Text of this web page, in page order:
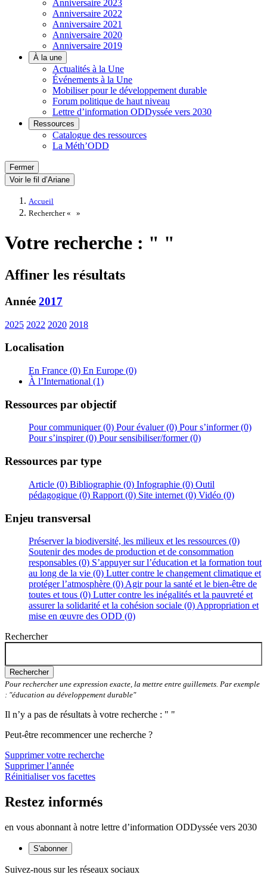
Anniversaire 2023
Anniversaire 2022
Anniversaire 2021
Anniversaire 2020
Anniversaire 2019
À la une
Actualités à la Une
Événements à la Une
Mobiliser pour le développement durable
Forum politique de haut niveau
Lettre d’information ODDyssée vers 2030
Ressources
Catalogue des ressources
La Méth’ODD
Fermer
Voir le fil d’Ariane
Accueil
Rechercher «
»
Votre recherche : " "
Affiner les résultats
Année 2017
2025 2022 2020 2018
Localisation
En France (0) En Europe (0)
À l’International (1)
Ressources par objectif
Pour communiquer (0) Pour évaluer (0) Pour s’informer (0)
Pour s’inspirer (0) Pour sensibiliser/former (0)
Ressources par type
Article (0) Bibliographie (0) Infographie (0) Outil
pédagogique (0) Rapport (0) Site internet (0) Vidéo (0)
Enjeu transversal
Préserver la biodiversité, les milieux et les ressources (0)
Soutenir des modes de production et de consommation
responsables (0) S’appuyer sur l’éducation et la formation tout
au long de la vie (0) Lutter contre le changement climatique et
protéger l’atmosphère (0) Agir pour la santé et le bien-être de
toutes et tous (0) Lutter contre les inégalités et la pauvreté et
assurer la solidarité et la cohésion sociale (0) Appropriation et
mise en œuvre des ODD (0)
Rechercher
Rechercher
Pour rechercher une expression exacte, la mettre entre guillemets. Par exemple
: "éducation au développement durable"
Il n’y a pas de résultats à votre recherche : " "
Peut-être recommencer une recherche ?
Supprimer votre recherche
Supprimer l’année
Réinitialiser vos facettes
Restez informés
en vous abonnant à notre lettre d’information ODDyssée vers 2030
S'abonner
Suivez-nous sur les réseaux sociaux